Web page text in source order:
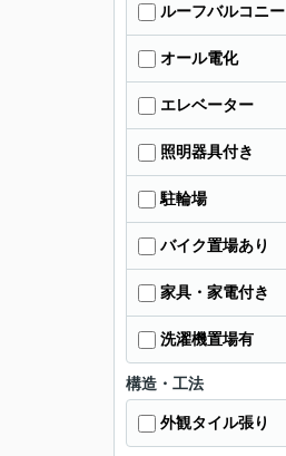
ルーフバルコニー
オール電化
エレベーター
照明器具付き
駐輪場
バイク置場あり
家具・家電付き
洗濯機置場有
構造・工法
外観タイル張り